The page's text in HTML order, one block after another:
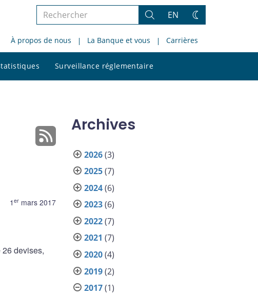
Rechercher
le
site
Rechercher
EN
Changez
thème
À propos de nous La Banque et vous Carrières
Surveillance réglementaire
le
1 ermars 2017
devises,
Archives
2026(3)
2025(7)
2024(6)
2023(6)
2022(7)
2021 (7)
2020(4)
2019(2)
2017(1)